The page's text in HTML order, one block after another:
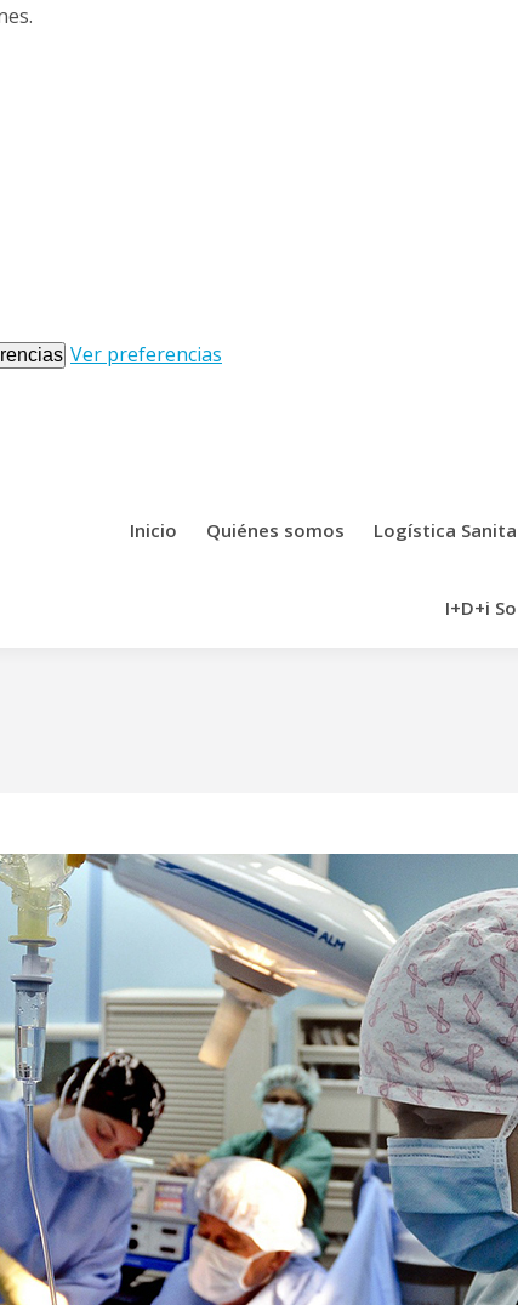
Ver preferencias
Inicio Quiénes somos Logística
I+D+i